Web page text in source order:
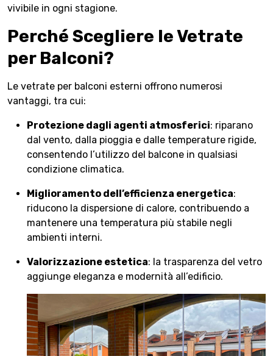
vivibile in ogni stagione.
Perché Scegliere le Vetrate
per Balconi?
Le vetrate per balconi esterni offrono numerosi
vantaggi, tra cui:
Protezione dagli agenti atmosferici: riparano
dal vento, dalla pioggia e dalle temperature rigide,
consentendo l’utilizzo del balcone in qualsiasi
condizione climatica.
Miglioramento dell’efficienza energetica:
riducono la dispersione di calore, contribuendo a
mantenere una temperatura più stabile negli
ambienti interni.
Valorizzazione estetica: la trasparenza del vetro
aggiunge eleganza e modernità all’edificio.